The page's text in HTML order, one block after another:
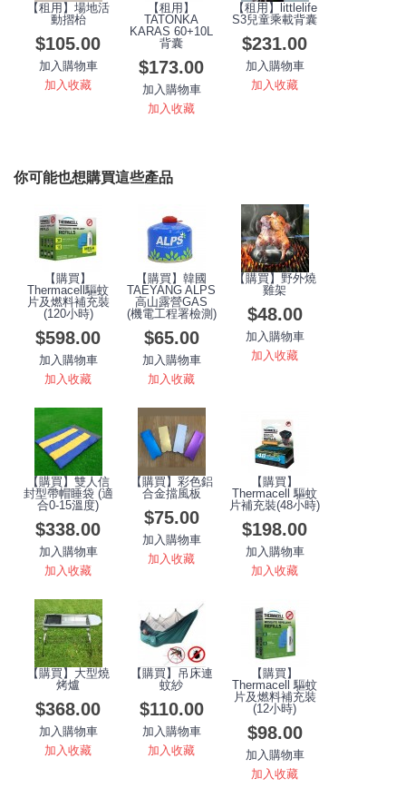
【租用】場地活
動摺枱
$105.00
加入購物車
加入收藏
【租用】
TATONKA
KARAS 60+10L
背囊
$173.00
加入購物車
加入收藏
【租用】littlelife
S3兒童乘載背囊
$231.00
加入購物車
加入收藏
你可能也想購買這些產品
【購買】
Thermacell驅蚊
片及燃料補充裝
(120小時)
$598.00
加入購物車
加入收藏
【購買】韓國
TAEYANG ALPS
高山露營GAS
(機電工程署檢測)
$65.00
加入購物車
加入收藏
【購買】野外燒
雞架
$48.00
加入購物車
加入收藏
【購買】雙人信
封型帶帽睡袋 (適
合0-15溫度)
$338.00
加入購物車
加入收藏
【購買】彩色鋁
合金擋風板
$75.00
加入購物車
加入收藏
【購買】
Thermacell 驅蚊
片補充裝(48小時)
$198.00
加入購物車
加入收藏
【購買】大型燒
烤爐
$368.00
加入購物車
加入收藏
【購買】吊床連
蚊紗
$110.00
加入購物車
加入收藏
【購買】
Thermacell 驅蚊
片及燃料補充裝
(12小時)
$98.00
加入購物車
加入收藏